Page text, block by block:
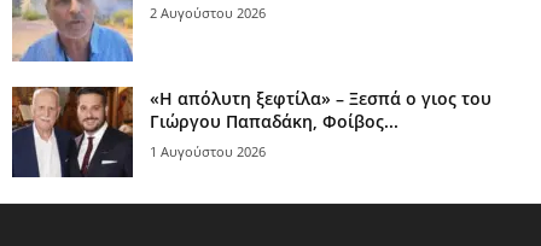
2 Αυγούστου 2026
«Η απόλυτη ξεφτίλα» – Ξεσπά ο γιος του
Γιώργου Παπαδάκη, Φοίβος...
1 Αυγούστου 2026